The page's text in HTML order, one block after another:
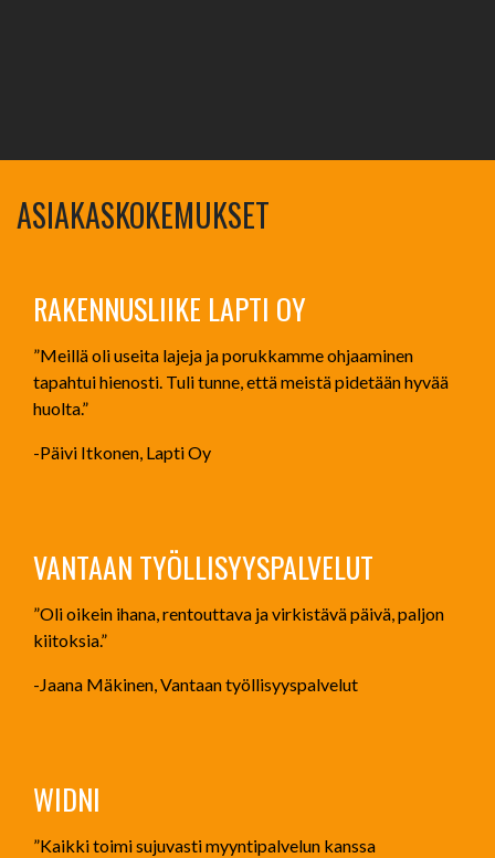
ASIAKASKOKEMUKSET
RAKENNUSLIIKE LAPTI OY
”Meillä oli useita lajeja ja porukkamme ohjaaminen
tapahtui hienosti. Tuli tunne, että meistä pidetään hyvää
huolta.”
-Päivi Itkonen, Lapti Oy
VANTAAN TYÖLLISYYSPALVELUT
”Oli oikein ihana, rentouttava ja virkistävä päivä, paljon
kiitoksia.”
-Jaana Mäkinen, Vantaan työllisyyspalvelut
WIDNI
”Kaikki toimi sujuvasti myyntipalvelun kanssa